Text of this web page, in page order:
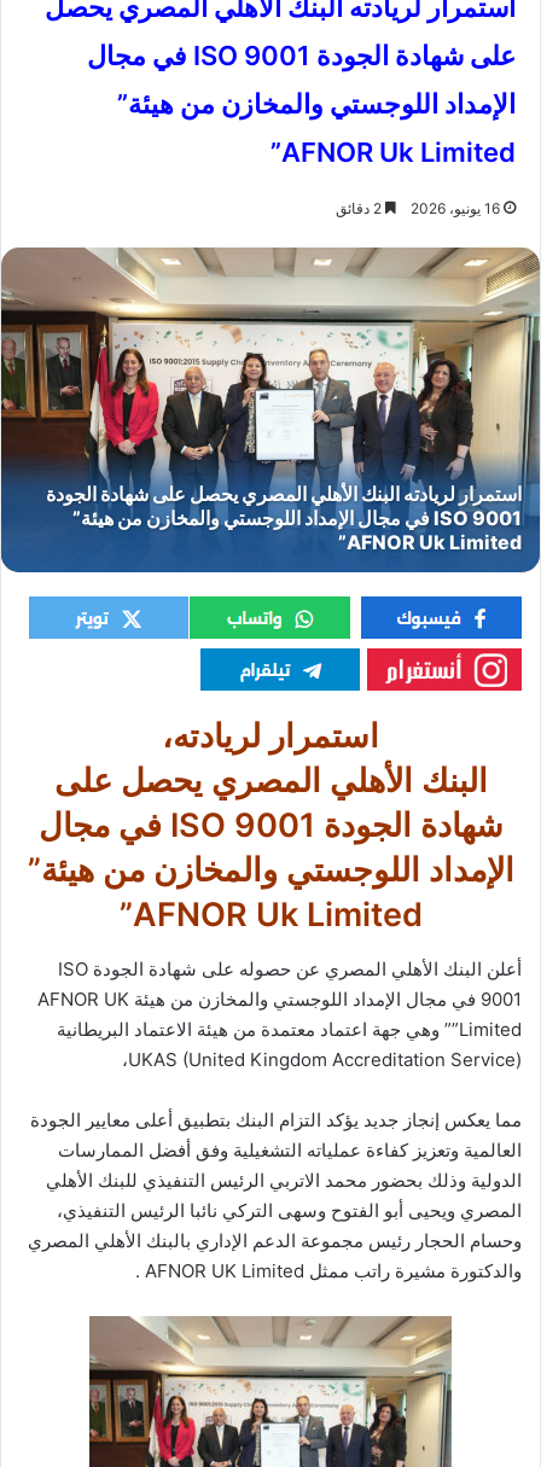
استمرار لريادته البنك الأهلي المصري يحصل
على شهادة الجودة ISO 9001 في مجال
الإمداد اللوجستي والمخازن من هيئة”
AFNOR Uk Limited”
16 يونيو، 2026
استمرار لريادته،
البنك الأهلي المصري يحصل على
شهادة الجودة ISO 9001 في مجال
الإمداد اللوجستي والمخازن من هيئة”
AFNOR Uk Limited”
أعلن البنك الأهلي المصري عن حصوله على شهادة الجودة ISO
9001 في مجال الإمداد اللوجستي والمخازن من هيئة AFNOR UK
Limited”” وهي جهة اعتماد معتمدة من هيئة الاعتماد البريطانية
UKAS (United Kingdom Accreditation Service)،
مما يعكس إنجاز جديد يؤكد التزام البنك بتطبيق أعلى معايير الجودة
العالمية وتعزيز كفاءة عملياته التشغيلية وفق أفضل الممارسات
الدولية وذلك بحضور محمد الاتربي الرئيس التنفيذي للبنك الأهلي
المصري ويحيى أبو الفتوح وسهى التركي نائبا الرئيس التنفيذي،
وحسام الحجار رئيس مجموعة الدعم الإداري بالبنك الأهلي المصري
والدكتورة مشيرة راتب ممثل AFNOR UK Limited .